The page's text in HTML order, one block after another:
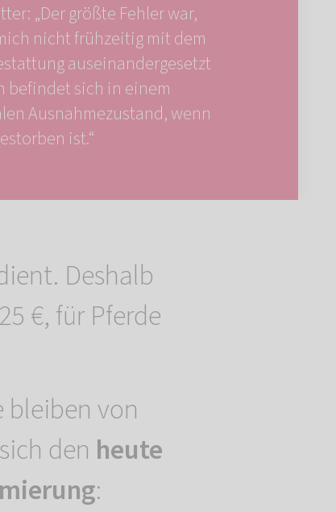
„Der größte Fehler war,
nicht frühzeitig mit dem
auseinandergesetzt
befindet sich in einem
Ausnahmezustand, wenn
ist.“
Deshalb
€, für Pferde
bleiben von
den heute
: